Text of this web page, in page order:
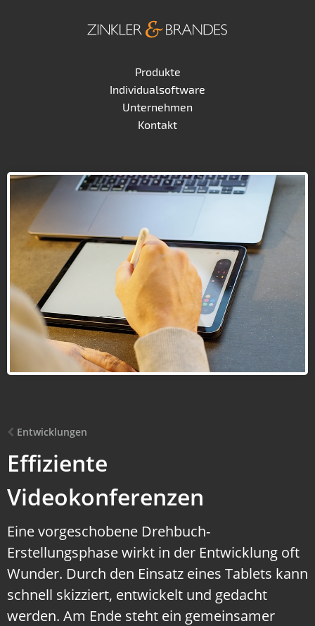
Produkte
Individualsoftware
Unternehmen
Kontakt
Entwicklungen
Effiziente
Videokonferenzen
Eine vorgeschobene Drehbuch-
Erstellungsphase wirkt in der Entwicklung oft
Wunder. Durch den Einsatz eines Tablets kann
schnell skizziert, entwickelt und gedacht
werden. Am Ende steht ein gemeinsamer